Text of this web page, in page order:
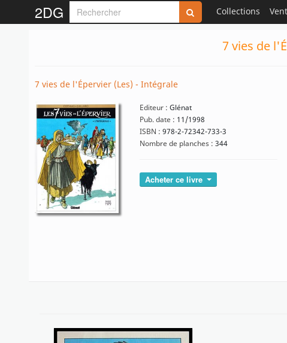
2DG Collections
7 vies de
7 vies de l'Épervier (Les) - Intégrale
Editeur : Glénat
Pub. date : 11/1998
ISBN : 978-2-72342-733-3
Nombre de planches : 344
Acheter ce livre